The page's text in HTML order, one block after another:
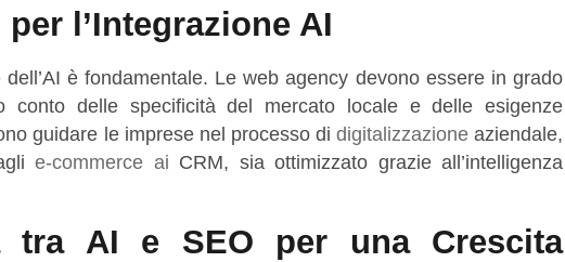
l’Integrazione AI
è fondamentale. Le web agency devono essere in grado
conto delle specificità del mercato locale e delle esigenze
guidare le imprese nel processo didigitalizzazione aziendale,
e-commerce ai CRM, sia ottimizzato grazie all’intelligenza
tra AI e SEO per una Crescita